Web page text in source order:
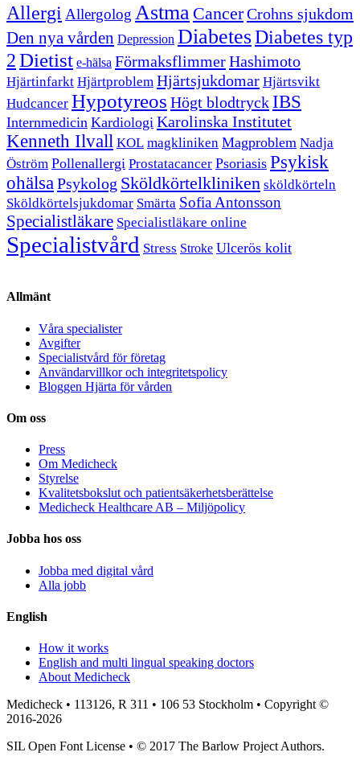
Allergi Allergolog Astma CancerCrohns sjukdom
Den nya vården Depression DiabetesDiabetes typ
2Dietist e-hälsa FörmaksflimmerHashimoto
Hjärtinfarkt Hjärtproblem Hjärtsjukdomar Hjärtsvikt
Hudcancer Hypotyreos Högt blodtryckIBS
Internmedicin Kardiologi Karolinska Institutet
Kenneth Ilvall KOL magkliniken Magproblem Nadja
Öström Pollenallergi Prostatacancer Psoriasis Psykisk
ohälsaPsykolog Sköldkörtelkliniken sköldkörteln
Sköldkörtelsjukdomar Smärta Sofia Antonsson
Specialistläkare Specialistläkare online
Specialistvård Stress Stroke Ulcerös kolit
Allmänt
Våra specialister
Avgifter
Specialistvård för företag
Användarvillkor och integritetspolicy
Bloggen Hjärta för vården
Om oss
Press
Om Medicheck
Styrelse
Kvalitetsbokslut och patientsäkerhetsberättelse
Medicheck Healthcare AB – Miljöpolicy
Jobba hos oss
Jobba med digital vård
Alla jobb
English
How it works
English and multi lingual speaking doctors
About Medicheck
Medicheck • 113126, R 311 • 106 53 Stockholm • Copyright ©
2016-2026
SIL Open Font License • © 2017 The Barlow Project Authors.